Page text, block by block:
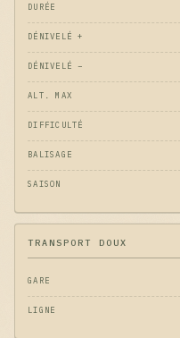
DURÉE
DÉNIVELÉ +
DÉNIVELÉ −
ALT. MAX
DIFFICULTÉ
BALISAGE
SAISON
TRANSPORT DOUX
GARE
LIGNE